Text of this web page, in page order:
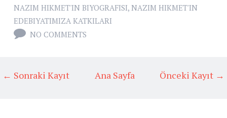
NAZIM HIKMET'IN BIYOGRAFISI, NAZIM HIKMET'IN
EDEBIYATIMIZA KATKILARI
NO COMMENTS
← Sonraki Kayıt Önceki Kayıt →
Ana Sayfa